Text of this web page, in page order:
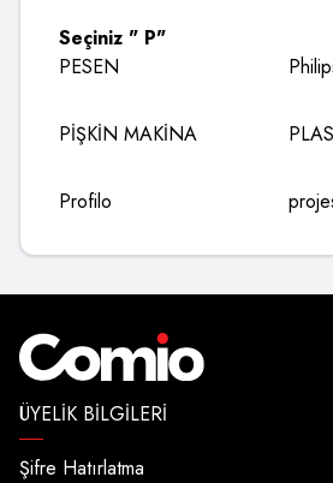
Seçiniz " P"
PESEN
PİŞKİN MAKİNA
Profilo
ÜYELIK BILGILERI
Şifre Hatırlatma